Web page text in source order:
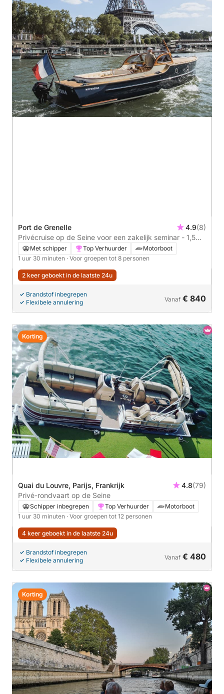
Port de Grenelle 4.9(8)
Privécruise op de Seine voor een zakelijk seminar - 1,5
uur Met schipper Top Verhuurder
Motorboot
1 uur 30 minuten · Voor groepen tot 8 personen
2 keer geboekt in de laatste 24u
Brandstof inbegrepen
Flexibele annulering
Vanaf € 840
Quai du Louvre, Parijs, Frankrijk 4.8(79)
Privé-rondvaart op de Seine
Schipper inbegrepen Top Verhuurder
Motorboot
1 uur 30 minuten · Voor groepen tot 12 personen
4 keer geboekt in de laatste 24u
Brandstof inbegrepen
Flexibele annulering
Vanaf € 480
Korting
Korting